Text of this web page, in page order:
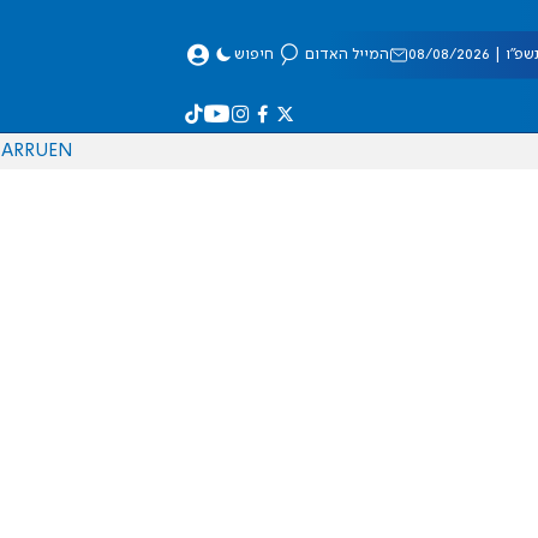
08/2026 המייל האדום חיפוש
EN
RU
AR